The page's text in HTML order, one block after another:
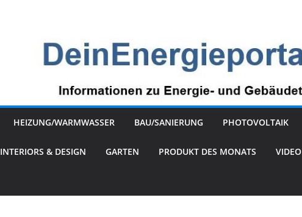
HEIZUNG/WARMWASSER BAU/SANIERUNG PHOTOVOLTAIK
INTERIORS & DESIGN GARTEN PRODUKT DES MONATS VIDEO